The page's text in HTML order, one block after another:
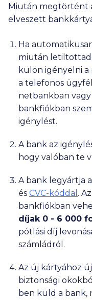
Miután megtörtént
elveszett
Ha
miután letiltottad
külön igényelni a
a telefonos
netbankban
bankfiókban
igénylést.
A bank az
hogy valóban te
A bank legyártja
és CVC-kóddal .
bankfiókban
díjak 0 - 6 000
pótlási díj
számládról.
Az új kártyához új
biztonsági
ben küld a bank,